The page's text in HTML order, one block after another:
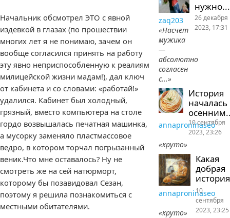
Начальник обсмотрел ЭТО с явной
издевкой в глазах (по прошествии
многих лет я не понимаю, зачем он
вообще согласился принять на работу
эту явно неприспособленную к реалиям
милицейской жизни мадам!), дал ключ
от кабинета и со словами: «работай!»
удалился. Кабинет был холодный,
грязный, вместо компьютера на столе
гордо возвышалась печатная машинка,
а мусорку заменяло пластмассовое
ведро, в котором торчал погрызанный
веник.Что мне оставалось? Ну не
смотреть же на сей натюрморт,
которому бы позавидовал Сезан,
поэтому я решила познакомиться с
местными обитателями.
нужно...
zaq203
«Насчет
мужика
—
абсолютно
согласен
с...»
26 декабря
2023, 17:31
История
началась
annaproninaseo
«круто»
10 сентября
2023, 23:26
Какая
добрая
история
annaproninaseo
«круто»
10
сентября
2023, 23:25